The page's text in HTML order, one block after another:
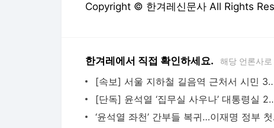
Copyright © 한겨레신문사 All Rights
한겨레에서 직접 확인하세요. 해당 언론사
[속보] 서울 지하철 길음역 근처서
[단독] 윤석열 ‘집무실 사
‘윤